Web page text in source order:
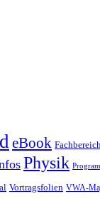
eBook
Physik
Vortragsfolien VWA-